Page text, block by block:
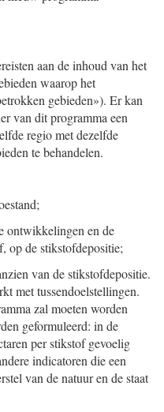
aan de inhoud van het
waarop het
gebieden»). Er kan
van dit programma een
regio met dezelfde
te behandelen.
ontwikkelingen en de
op de stikstofdepositie;
van de stikstofdepositie.
met tussendoelstellingen.
zal moeten worden
geformuleerd: in de
per stikstof gevoelig
indicatoren die een
van de natuur en de staat